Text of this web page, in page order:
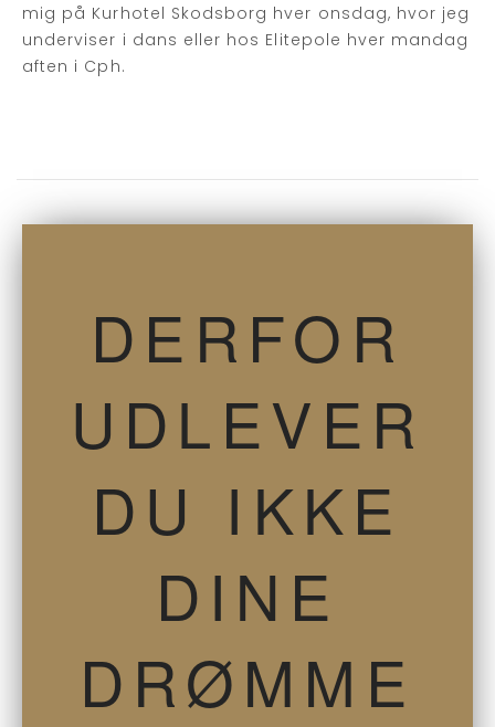
mig på Kurhotel Skodsborg hver onsdag, hvor jeg
underviser i dans eller hos Elitepole hver mandag
aften i Cph.
DERFOR
UDLEVER
DU IKKE
DINE
DRØMME